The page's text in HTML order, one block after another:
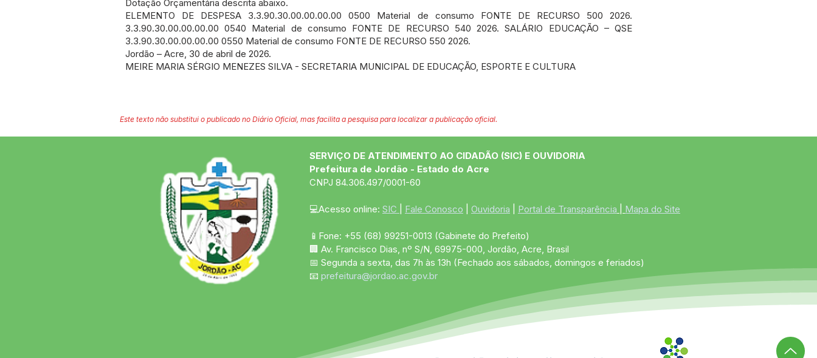
Dotação Orçamentária descrita abaixo.
ELEMENTO DE DESPESA 3.3.90.30.00.00.00.00 0500 Material de consumo FONTE DE RECURSO 500 2026.
3.3.90.30.00.00.00.00 0540 Material de consumo FONTE DE RECURSO 540 2026. SALÁRIO EDUCAÇÃO – QSE
3.3.90.30.00.00.00.00 0550 Material de consumo FONTE DE RECURSO 550 2026.
Jordão – Acre, 30 de abril de 2026.
MEIRE MARIA SÉRGIO MENEZES SILVA - SECRETARIA MUNICIPAL DE EDUCAÇÃO, ESPORTE E CULTURA
Este texto não substitui o publicado no Diário Oficial, mas facilita a pesquisa para localizar a publicação oficial.
SERVIÇO DE ATENDIMENTO AO CIDADÃO (SIC) E OUVIDORIA
Prefeitura de Jordão - Estado do Acre
CNPJ 84.306.497/0001-60
💻Acesso online: SIC Fale Conosco Ouvidoria Portal de Transparência Mapa do Site
📱Fone: +55 (68) 99251-0013 (Gabinete do Prefeito)
🏢 Av. Francisco Dias, nº S/N, 69975-000, Jordão, Acre, Brasil
📅 Segunda a sexta, das 7h às 13h (Fechado aos sábados, domingos e feriados)
📧 prefeitura@jordao.ac.gov.br